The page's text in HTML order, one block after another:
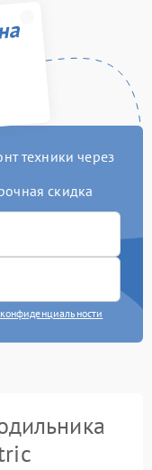
техники через
скидка